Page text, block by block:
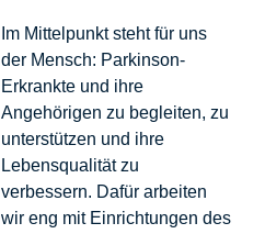
Im Mittelpunkt steht für uns
der Mensch: Parkinson-
Erkrankte und ihre
Angehörigen zu begleiten, zu
unterstützen und ihre
Lebensqualität zu
verbessern. Dafür arbeiten
wir eng mit Einrichtungen des